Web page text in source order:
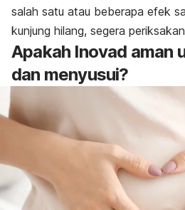
salah satu atau beberapa efek
kunjung hilang, segera
Apakah Inovad aman
dan menyusui?